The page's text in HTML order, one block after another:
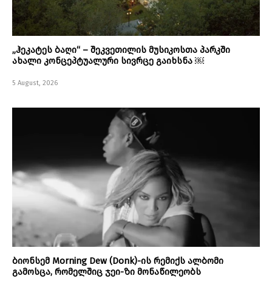
„ჰეკატეს ბაღი“ – შეკვეთილის მუსიკოსთა პარკში
ახალი კონცეპტუალური სივრცე გაიხსნა ￼
5 August, 2026
ბიონსემ Morning Dew (Donk)-ის რემიქს ალბომი
გამოსცა, რომელშიც ჯეი-ზი მონაწილეობს